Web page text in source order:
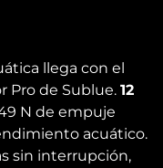
llega con el
Pro de Sublue. 12
N de empuje
acuático.
sin interrupción,